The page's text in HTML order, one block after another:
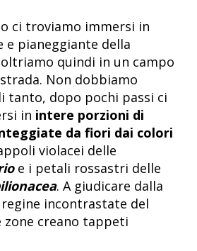
ci troviamo immersi in
e pianeggiante della
quindi in un campo
Non dobbiamo
tanto, dopo pochi passi ci
in intere porzioni di
da fiori dai colori
violacei delle
e i petali rossastri delle
. A giudicare dalla
incontrastate del
zone creano tappeti